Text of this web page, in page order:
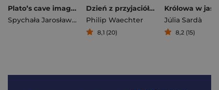
Plato’s cave image in Anthropos by E. E. Cummings
Spychała Jarosław Marek
Dzień z przyjaciółmi
Philip Waechter
8,1 (20)
Królowa w
Júlia Sardà
8,2 (15)